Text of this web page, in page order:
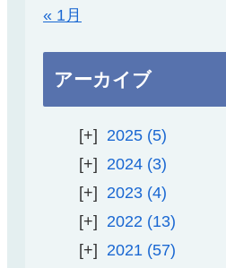
« 1月
アーカイブ
2025 5
2024 3
2023 4
2022
13
2021
57